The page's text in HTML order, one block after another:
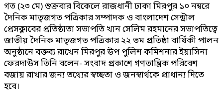
গত (২৩ মে) শুক্রবার বিকেলে রাজধানী ঢাকা মিরপুর ১০ নম্বরে
দৈনিক মাতৃজগত পত্রিকার সম্পাদক ও বাংলাদেশ সেন্ট্রাল
প্রেসক্লাবের প্রতিষ্ঠাতা সভাপতি খান সেলিম রহমানের সভাপতিত্বে
জাতীয় দৈনিক মাতৃজগত পত্রিকার ২২ তম প্রতিষ্ঠা বার্ষিকী পালন
অনুষ্ঠানে বক্তব্য রাখেন মিরপুর উপ পুলিশ কমিশনার ইয়াসিনা
ফেরদাউস তিনি বলেন- সংবাদ প্রকাশে গণতান্ত্রিক পরিবেশ
বজায় রাখার জন্য তথ্যের স্বচ্ছতা ও জনস্বার্থকে প্রাধান্য দিতে
হবে।